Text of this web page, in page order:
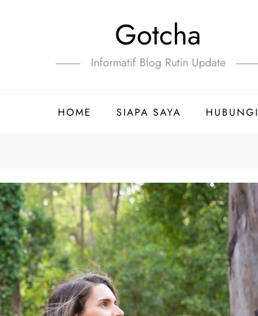
Gotcha
Informatif Blog Rutin Update
HOME SIAPA SAYA HUBUNGI